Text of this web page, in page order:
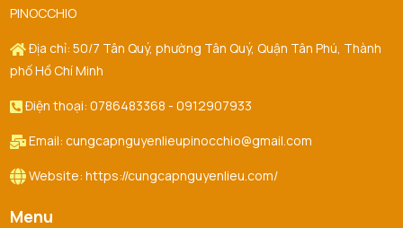
PINOCCHIO
Địa chỉ: 50/7 Tân Quý, phường Tân Quý, Quận Tân Phú, Thành
phố Hồ Chí Minh
Điện thoại: 0786483368 - 0912907933
Email: cungcapnguyenlieupinocchio@gmail.com
Website: https://cungcapnguyenlieu.com/
Menu